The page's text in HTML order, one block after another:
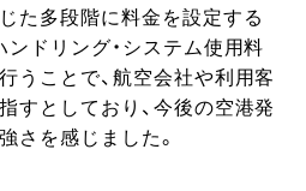
た多段階に料金を設定する
ンドリング・システム使用料
うことで、航空会社や利用客
すとしており、今後の空港発
さを感じました。